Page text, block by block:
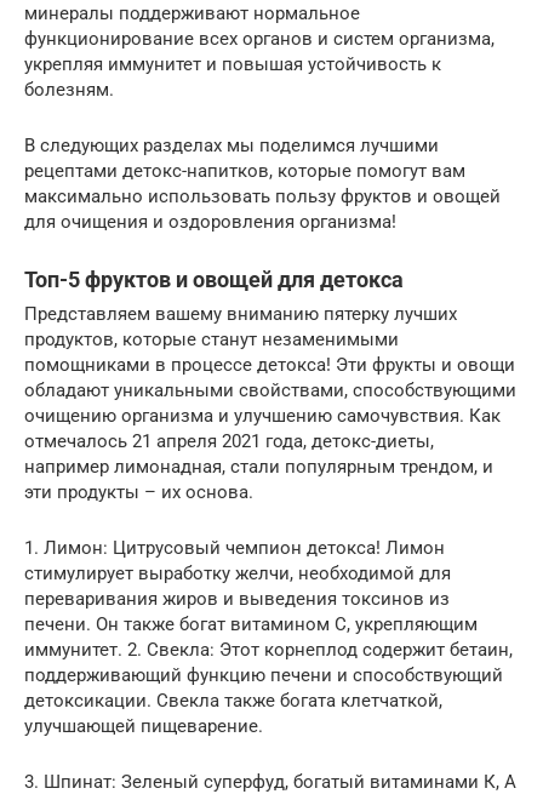
минералы поддерживают нормальное
функционирование всех органов и систем организма,
укрепляя иммунитет и повышая устойчивость к
болезням.
В следующих разделах мы поделимся лучшими
рецептами детокс-напитков, которые помогут вам
максимально использовать пользу фруктов и овощей
для очищения и оздоровления организма!
Топ-5 фруктов и овощей для детокса
Представляем вашему вниманию пятерку лучших
продуктов, которые станут незаменимыми
помощниками в процессе детокса! Эти фрукты и овощи
обладают уникальными свойствами, способствующими
очищению организма и улучшению самочувствия. Как
отмечалось 21 апреля 2021 года, детокс-диеты,
например лимонадная, стали популярным трендом, и
эти продукты – их основа.
1. Лимон: Цитрусовый чемпион детокса! Лимон
стимулирует выработку желчи, необходимой для
переваривания жиров и выведения токсинов из
печени. Он также богат витамином С, укрепляющим
иммунитет. 2. Свекла: Этот корнеплод содержит бетаин,
поддерживающий функцию печени и способствующий
детоксикации. Свекла также богата клетчаткой,
улучшающей пищеварение.
3. Шпинат: Зеленый суперфуд, богатый витаминами К, А